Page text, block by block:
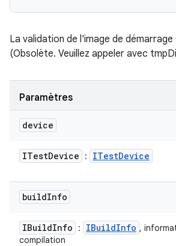
La validation de l'image de
(Obsolète. Veuillez appeler avec
Paramètres
device
ITestDevice : ITestDevice
buildInfo
IBuildInfo : IBuildInfo ,
compilation